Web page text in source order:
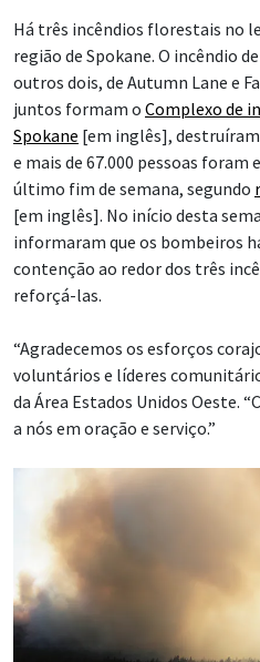
Há três incêndios florestais no
região de Spokane. O incêndio
outros dois, de Autumn Lane e
juntos formam o Complexo de
Spokane [em inglês],
e mais de 67.000 pessoas foram
último fim de semana, segundo
[em inglês]. No início desta
informaram que os bombeiros
contenção ao redor dos três
reforçá-las.
“Agradecemos os esforços
voluntários e líderes
da Área Estados Unidos Oeste.
a nós em oração e serviço.”